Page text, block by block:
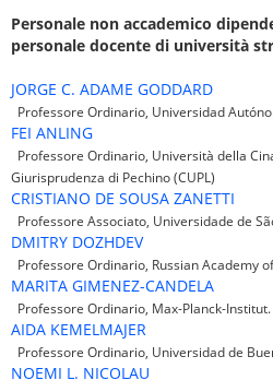
Personale non accademico
personale docente di università
JORGE C. ADAME GODDARD
Professore Ordinario, Universidad
FEI ANLING
Professore Ordinario, Università della
Giurisprudenza di Pechino (CUPL)
CRISTIANO DE SOUSA ZANETTI
Professore Associato, Universidade de
DMITRY DOZHDEV
Professore Ordinario, Russian Academy
MARITA GIMENEZ-CANDELA
Professore Ordinario, Max-Planck-
AIDA KEMELMAJER
Professore Ordinario, Universidad de
NOEMI L. NICOLAU